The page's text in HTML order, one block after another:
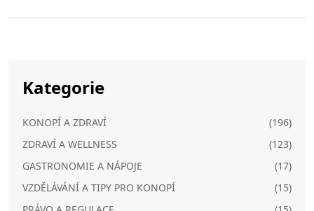
Kategorie
KONOPÍ A ZDRAVÍ
(196)
ZDRAVÍ A WELLNESS
(123)
GASTRONOMIE A NÁPOJE
(17)
VZDĚLÁVÁNÍ A TIPY PRO KONOPÍ
(15)